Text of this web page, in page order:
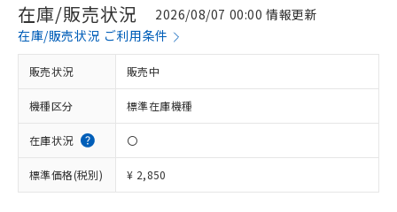
在庫/販売状況
2026/08/07 00:00 情報更新
在庫/販売状況 ご利用条件
販売状況 販売中
機種区分 標準在庫機種
在庫状況 〇
標準価格(税別) ¥ 2,850